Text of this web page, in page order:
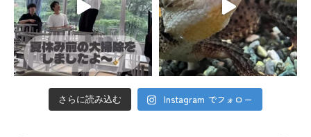
さらに読み込む Instagram でフォロー